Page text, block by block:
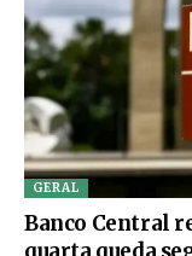
GERAL
Banco Central